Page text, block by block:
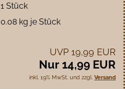
1 Stück
0.08kg je Stück
UVP 19,99 EUR
Nur 14,99 EUR
inkl. 19% MwSt. und zzgl. Versand